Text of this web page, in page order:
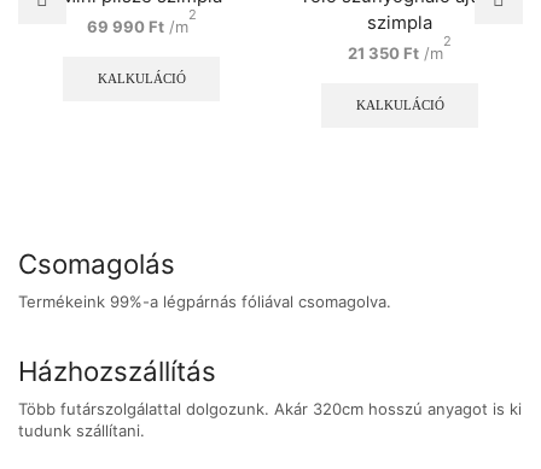
69 990 Ft/m
2
KALKULÁCIÓ
ki
szimpla
21 350 Ft /m
2
KALKULÁCIÓ
Csomagolás
Termékeink 99%-a légpárnás fóliával csomagolva.
Házhozszállítás
Több futárszolgálattal dolgozunk. Akár 320cm hosszú anyagot is ki
tudunk szállítani.